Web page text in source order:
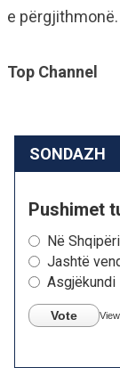
e përgjithmonë.
Top Channel
SONDAZH
Pushimet
Në Shqipëri
Jashtë
Asgjëkundi
Vote